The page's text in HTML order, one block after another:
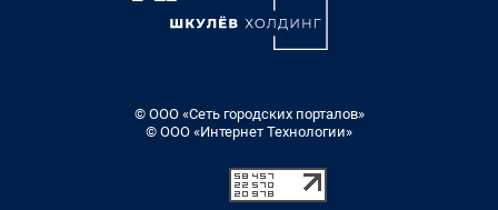
© ООО «Сеть городских порталов»
© ООО «Интернет Технологии»